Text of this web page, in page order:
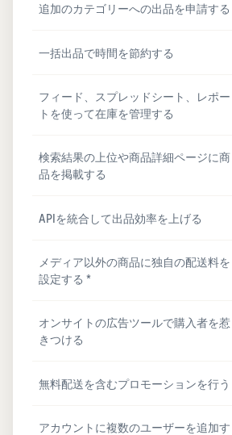
追加のカテゴリーへの出品を申請する
一括出品で時間を節約する
フィード、スプレッドシート、レポー
トを使って在庫を管理する
検索結果の上位や商品詳細ページに商
品を掲載する
APIを統合して出品効率を上げる
メディア以外の商品に独自の配送料を
設定する *
オンサイトの広告ツールで購入者を惹
きつける
無料配送を含むプロモーションを行う
アカウントに複数のユーザーを追加す